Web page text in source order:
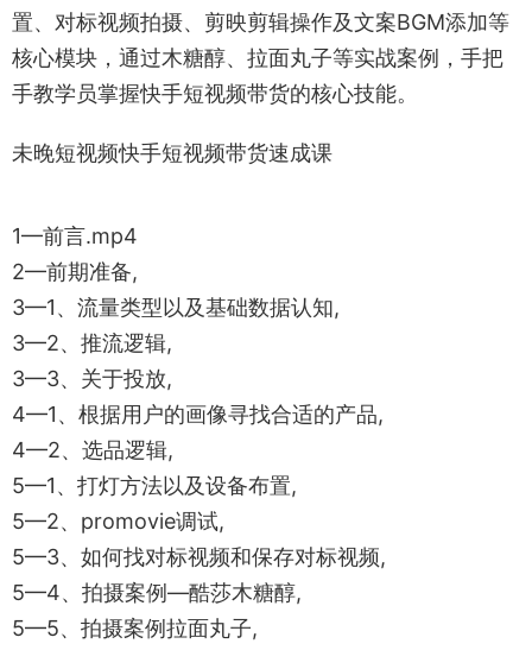
置、对标视频拍摄、剪映剪辑操作及文案BGM添加等
核心模块，通过木糖醇、拉面丸子等实战案例，手把
手教学员掌握快手短视频带货的核心技能。
未晚短视频快手短视频带货速成课
1—前言.mp4
2—前期准备,
3—1、流量类型以及基础数据认知,
3—2、推流逻辑,
3—3、关于投放,
4—1、根据用户的画像寻找合适的产品,
4—2、选品逻辑,
5—1、打灯方法以及设备布置,
5—2、promovie调试,
5—3、如何找对标视频和保存对标视频,
5—4、拍摄案例—酷莎木糖醇,
5—5、拍摄案例拉面丸子,